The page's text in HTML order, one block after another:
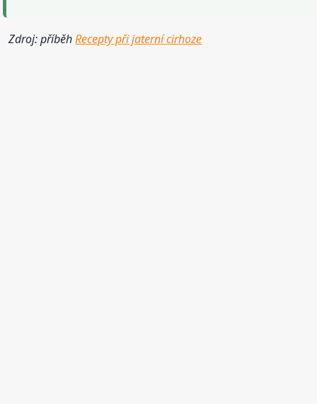
Zdroj: příběhRecepty při jaterní cirhoze